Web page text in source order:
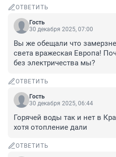
ОТВЕТИТЬ
Гость
30 декабря 2025, 07:00
Вы же обещали что
света вражеская Европа!
без электричества мы?
ОТВЕТИТЬ
Гость
30 декабря 2025, 06:44
Горячей воды так и нет в
хотя отопление дали
ОТВЕТИТЬ